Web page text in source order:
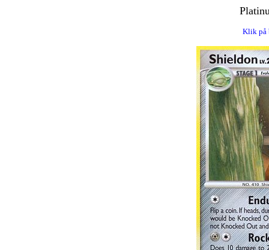
Klik på